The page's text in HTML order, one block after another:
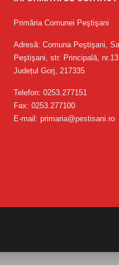
Primăria Comunei Peştişani
Adresă: Comuna Peştişani,
Peştişani, str. Principală,
Județul Gorj, 217335
Telefon: 0253.277151
Fax: 0253.277100
E-mail: primaria@pestisani.ro